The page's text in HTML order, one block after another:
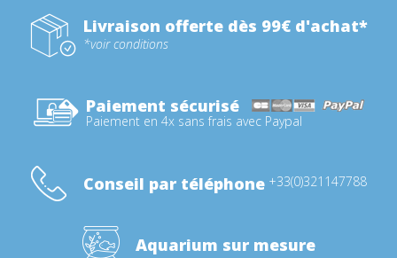
Livraison offerte dès 99€ d'achat*
*voir conditions
Paiement sécurisé
Paiement en 4x sans frais avec Paypal
Conseil par téléphone +33(0)321147788
Aquarium sur mesure